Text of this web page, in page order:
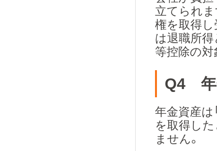
立てられま
権を取得し
は退職所
等控除の対
Q4 年
年金資産は
を取得した
ません。